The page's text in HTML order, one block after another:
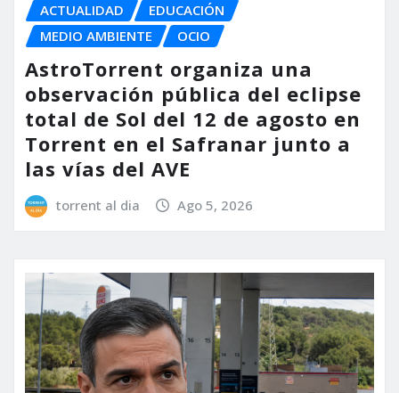
ACTUALIDAD
EDUCACIÓN
MEDIO AMBIENTE
OCIO
AstroTorrent organiza una
observación pública del eclipse
total de Sol del 12 de agosto en
Torrent en el Safranar junto a
las vías del AVE
torrent al dia Ago 5, 2026